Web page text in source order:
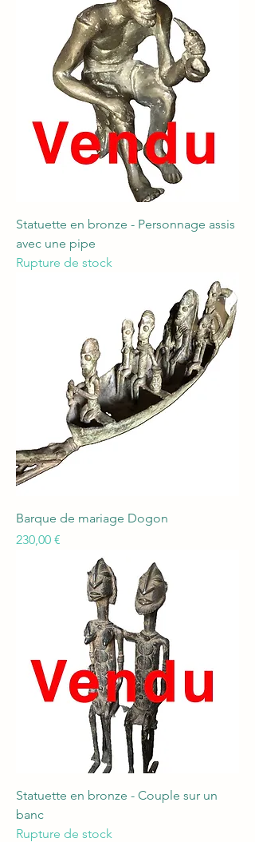
Statuette en bronze - Personnage assis
avec une pipe
Rupture de stock
Barque de mariage Dogon
Prix
230,00 €
Statuette en bronze - Couple sur un
banc
Rupture de stock